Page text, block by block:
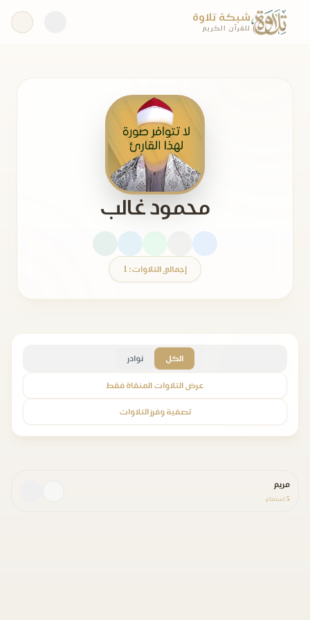
شبكة تلاوة
للقرآن الكريم
محمود غالب
إجمالي التلاوات: 1
الكل نوادر
عرض التلاوات المنقاة فقط
تصفية وفرز التلاوات
مريم
5 استماع